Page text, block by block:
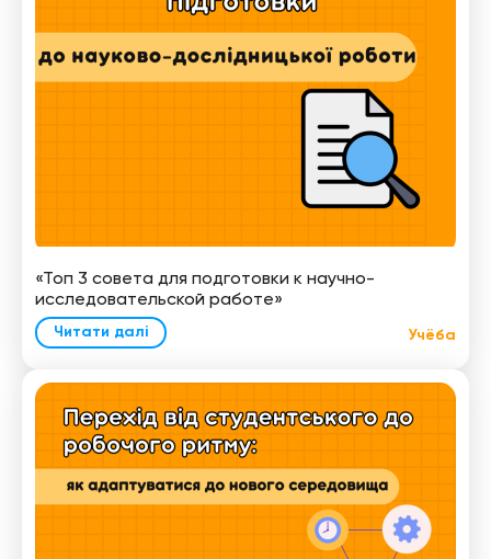
«Топ 3 совета для подготовки к научно-
исследовательской работе»
Читати далі Учёба